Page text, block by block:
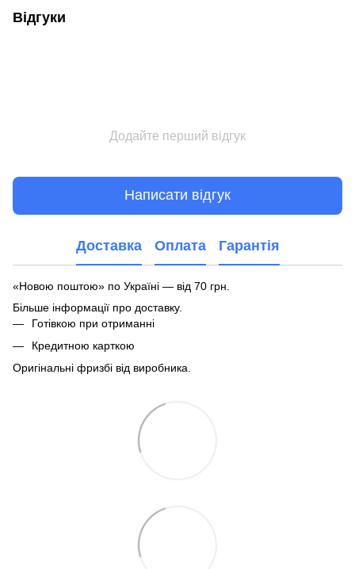
Відгуки
Додайте перший відгук
Написати відгук
Доставка Оплата Гарантія
«Новою поштою» по Україні — від 70 грн.
Більше інформації про доставку.
Готівкою при отриманні
Кредитною карткою
Оригінальні фризбі від виробника.